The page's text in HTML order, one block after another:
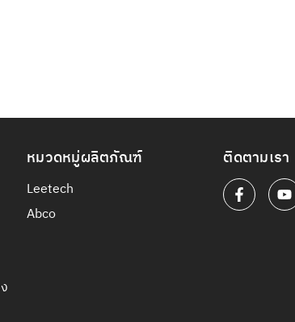
หมวดหมู่ผลิตภัณฑ์
Leetech
Abco
ติดตามเรา